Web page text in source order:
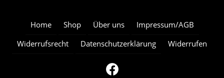
Home Shop Über uns
Impressum/AGB
Widerrufsrecht
Datenschutzerklärung Widerrufen